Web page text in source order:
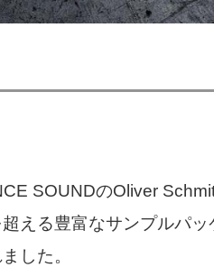
SOUNDのOliver
える豊富なサンプルパ
した。